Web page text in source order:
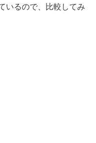
いるので、比較してみ